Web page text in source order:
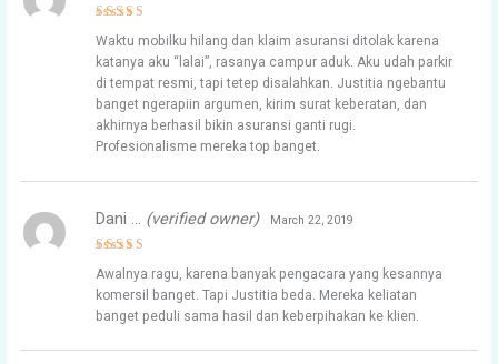
Rated
out of 5
Waktu mobilku hilang dan klaim asuransi ditolak karena
katanya aku “lalai”, rasanya campur aduk. Aku udah parkir
di tempat resmi, tapi tetep disalahkan. Justitia ngebantu
banget ngerapiin argumen, kirim surat keberatan, dan
akhirnya berhasil bikin asuransi ganti rugi.
Profesionalisme mereka top banget.
out of 5
Dani … (verified owner) March 22, 2019
Awalnya ragu, karena banyak pengacara yang kesannya
komersil banget. Tapi Justitia beda. Mereka keliatan
banget peduli sama hasil dan keberpihakan ke klien.